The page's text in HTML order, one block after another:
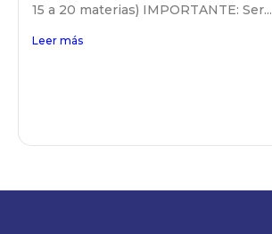
15 a 20 materias) IMPORTANTE: Ser...
Leer más